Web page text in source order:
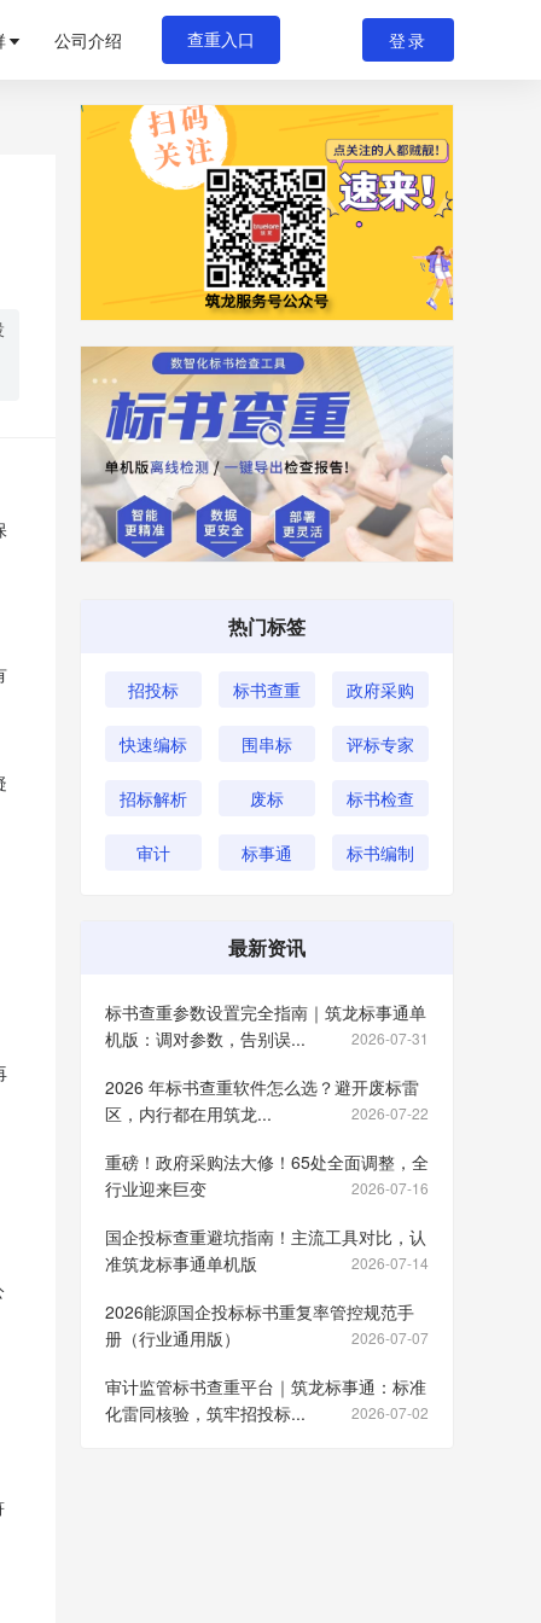
公司介绍 查重入口 登录
热门标签
招投标 标书查重 政府采购
快速编标 围串标 评标专家
招标解析 废标 标书检查
审计 标事通 标书编制
最新资讯
标书查重参数设置完全指南｜筑龙标事通单
机版：调对参数，告别误...
2026-07-31
2026 年标书查重软件怎么选？避开废标雷
区，内行都在用筑龙...
2026-07-22
重磅！政府采购法大修！65处全面调整，全
行业迎来巨变
2026-07-16
国企投标查重避坑指南！主流工具对比，认
准筑龙标事通单机版
2026-07-14
2026能源国企投标标书重复率管控规范手
册（行业通用版）
2026-07-07
审计监管标书查重平台｜筑龙标事通：标准
化雷同核验，筑牢招投标...
2026-07-02